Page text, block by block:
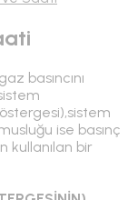
basıncını
ise basınç
kullanılan bir